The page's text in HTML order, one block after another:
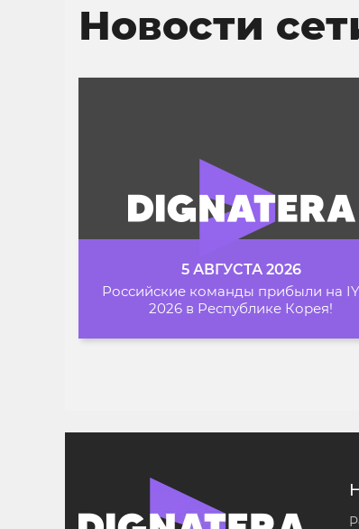
Новости
5 АВГУСТА 2026
Российские команды прибыли на
2026 в Республике Корея!